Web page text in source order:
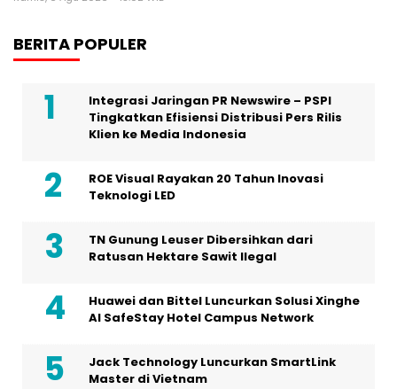
BERITA POPULER
Integrasi Jaringan PR Newswire – PSPI
Tingkatkan Efisiensi Distribusi Pers Rilis
Klien ke Media Indonesia
ROE Visual Rayakan 20 Tahun Inovasi
Teknologi LED
TN Gunung Leuser Dibersihkan dari
Ratusan Hektare Sawit Ilegal
Huawei dan Bittel Luncurkan Solusi Xinghe
Al SafeStay Hotel Campus Network
Jack Technology Luncurkan SmartLink
Master di Vietnam